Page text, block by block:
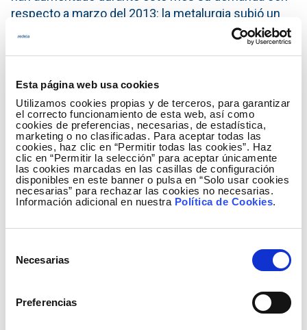
Esta página web usa cookies
Utilizamos cookies propias y de terceros, para garantizar
el correcto funcionamiento de esta web, así como
cookies de preferencias, necesarias, de estadística,
marketing o no clasificadas. Para aceptar todas las
cookies, haz clic en “Permitir todas las cookies”. Haz
clic en “Permitir la selección” para aceptar únicamente
las cookies marcadas en las casillas de configuración
disponibles en este banner o pulsa en “Solo usar cookies
necesarias” para rechazar las cookies no necesarias.
Información adicional en nuestra Política de Cookies.
Necesarias
Preferencias
respecto a marzo del 2013: la metalurgia subió un
2,8%, la industria química un 9,7%, la fabricación de
otros productos minerales no metálicos un 14,3%, la
3%.
Asimismo, las actividades que más han aportado al
crecimiento del consumo de las grandes empresas
han sido: la coquerías y refino de petróleo, con un
aumento del 64,6%, la fabricación de otros
productos minerales no metálicos (14,3%), la
industria química (9,7%), la metalurgia (2,8%) y la
(13,5%).
Los datos de consumo eléctrico mensual de cada
una de las actividades económicas se pueden
sección del IREen la
web de Red Eléctrica.